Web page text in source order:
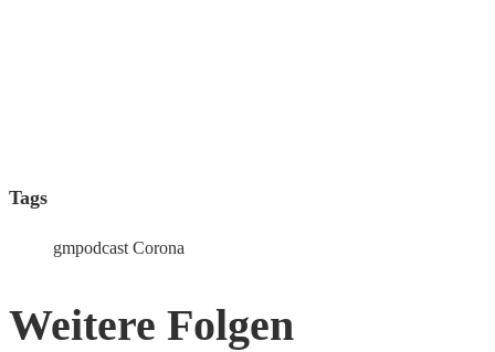
Tags
gmpodcast Corona
Weitere Folgen